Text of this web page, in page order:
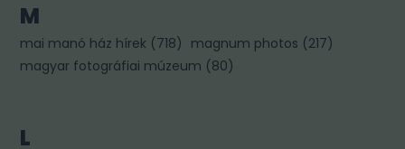
M
mai manó ház hírek (718) magnum photos (217)
magyar fotográfiai múzeum (80)
L